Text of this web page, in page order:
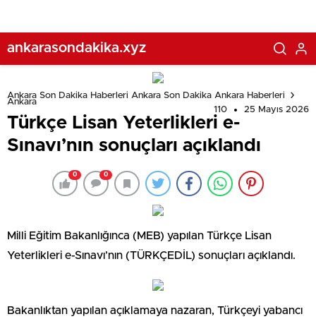
ankarasondakika.xyz
Ankara Son Dakika Haberleri Ankara Son Dakika Ankara Haberleri
Ankara
110
25 Mayıs 2026
Türkçe Lisan Yeterlikleri e-
Sınavı’nın sonuçları açıklandı
0 0
Milli Eğitim Bakanlığınca (MEB) yapılan Türkçe Lisan
Yeterlikleri e-Sınavı’nın (TÜRKÇEDİL) sonuçları açıklandı.
Bakanlıktan yapılan açıklamaya nazaran, Türkçeyi yabancı